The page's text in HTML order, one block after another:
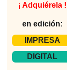
¡ Adquiérela !
en edición:
IMPRESA
DIGITAL